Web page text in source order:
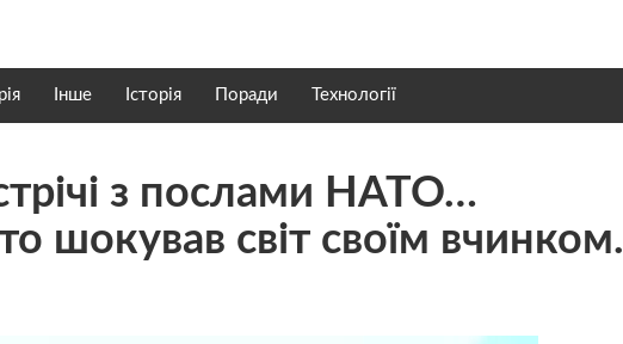
Інше Історія Поради Технології
з послами НАТО…
шокував світ своїм вчинком.